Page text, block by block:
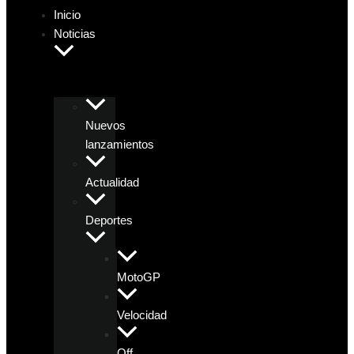
Inicio
Noticias
Nuevos
lanzamientos
Actualidad
Deportes
MotoGP
Velocidad